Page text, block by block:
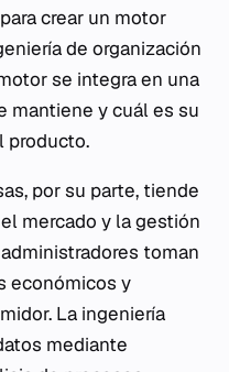
crear un motor
de organización
se integra en una
mantiene y cuál es su
producto.
por su parte, tiende
mercado y la gestión
toman
económicos y
La ingeniería
mediante